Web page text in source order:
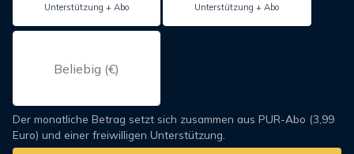
Unterstützung + Abo Unterstützung + Abo
Der monatliche Betrag setzt sich zusammen aus PUR-Abo (3,99
Euro) und einer freiwilligen Unterstützung.